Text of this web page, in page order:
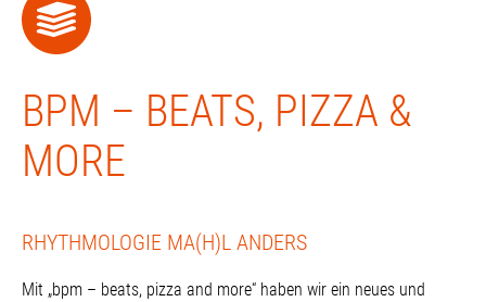
BPM – BEATS, PIZZA &
MORE
RHYTHMOLOGIE MA(H)L ANDERS
Mit „bpm – beats, pizza and more“ haben wir ein neues und